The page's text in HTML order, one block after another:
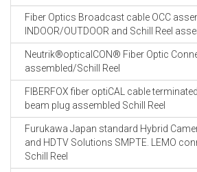
Fiber Optics Broadcast cable OCC
INDOOR/OUTDOOR and Schill Reel
Neutrik®opticalCON® Fiber Optic
assembled/Schill Reel
FIBERFOX fiber optiCAL cable
beam plug assembled Schill Reel
Furukawa Japan standard Hybrid
and HDTV Solutions SMPTE. LEMO
Schill Reel